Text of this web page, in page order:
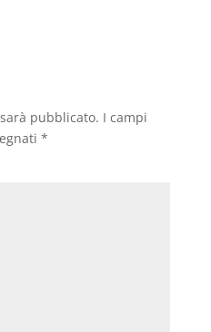
pubblicato. I campi
*